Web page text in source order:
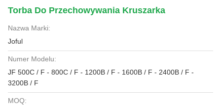
Torba Do Przechowywania Kruszarka
Nazwa Marki:
Joful
Numer Modelu:
JF 500C / F - 800C / F - 1200B / F - 1600B / F - 2400B / F -
3200B / F
MOQ: